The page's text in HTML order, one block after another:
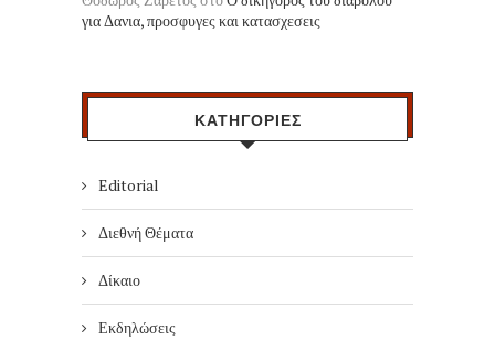
για Δανια, προσφυγες και κατασχεσεις
ΚΑΤΗΓΟΡΙΕΣ
Editorial
Διεθνή Θέματα
Δίκαιο
Εκδηλώσεις